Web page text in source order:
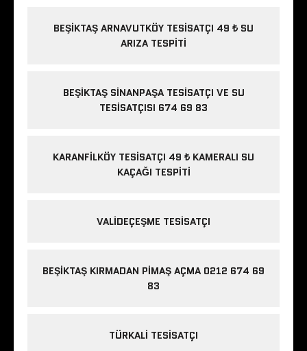
BEŞIKTAŞ ARNAVUTKÖY TESISATÇI 49 ₺ SU
ARIZA TESPITI
BEŞIKTAŞ SINANPAŞA TESISATÇI VE SU
TESISATÇISI 674 69 83
KARANFILKÖY TESISATÇI 49 ₺ KAMERALI SU
KAÇAĞI TESPITI
VALIDEÇEŞME TESISATÇI
BEŞIKTAŞ KIRMADAN PIMAŞ AÇMA 0212 674 69
83
TÜRKALI TESISATÇI